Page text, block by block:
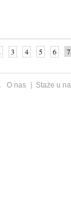
3 4 5 6 7
O nas Staże u